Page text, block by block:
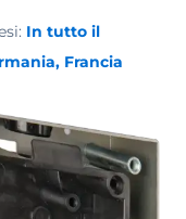
In tutto il
Francia